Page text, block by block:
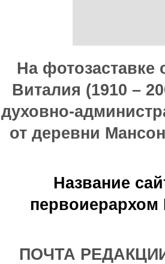
На фотозаставке
Виталия (1910 –
духовно-
от деревни
Название
первоиерархом
ПОЧТА РЕДАКЦИИ